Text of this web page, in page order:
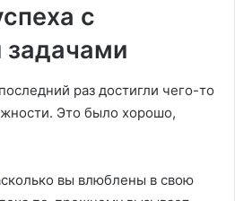
с
раз достигли чего-то
Это было хорошо,
вы влюблены в свою